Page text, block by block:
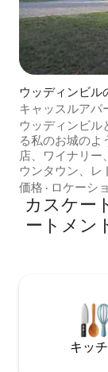
ウッディンビル
ン・アパート
キャッスルアパ
ィンビル、キン
ウッディンビル
る私のお城のよ
店、ワイナリー
ウンタウン、レ
ル、トーテムレ
～15分、ベル
トルまで25 ～
ト、20フィー
す。2階に専用
ク、快適な椅子
価格 · ロケーシ
カスケー
ートメン
キッ